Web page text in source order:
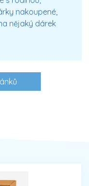
nakoupené,
nějaký dárek